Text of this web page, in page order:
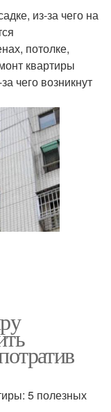
из-за чего на
потолке,
квартиры
чего возникнут
5 полезных